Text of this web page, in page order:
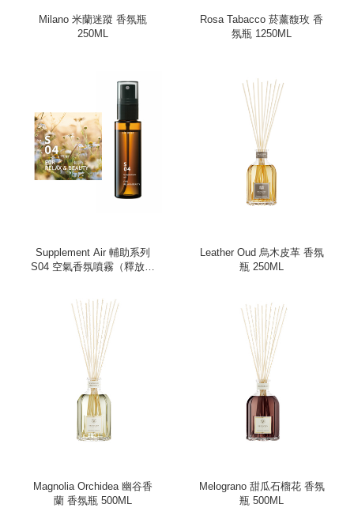
Milano 米蘭迷蹤 香氛瓶
250ML
Rosa Tabacco 菸薰馥玫 香
氛瓶 1250ML
Supplement Air 輔助系列
S04 空氣香氛噴霧（釋放、
Leather Oud 烏木皮革 香氛
瓶 250ML
Magnolia Orchidea 幽谷香
蘭 香氛瓶 500ML
Melograno 甜瓜石榴花 香氛
瓶 500ML